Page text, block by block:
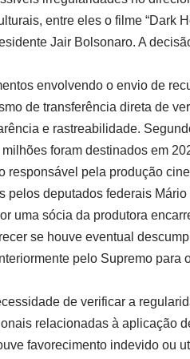
entre eles o filme “Dark
Jair Bolsonaro. A
envolvendo o envio de
de transferência direta de
e rastreabilidade.
foram destinados em
responsável pela produção
pelos deputados federais
uma sócia da produtora
se houve eventual
pelo Supremo para
de verificar a
relacionadas à aplicação
favorecimento indevido ou